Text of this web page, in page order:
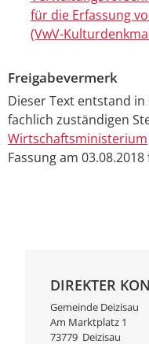
für die Erfassung
(VwV-
Freigabevermerk
Dieser Text entstand
fachlich zuständigen
Wirtschaftsministerium
Fassung am
DIREKTER
Gemeinde Deizisau
Am Marktplatz 1
73779 Deizisau